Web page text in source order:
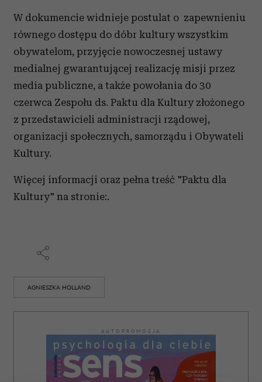
W dokumencie widnieje postulat o zapewnieniu
równego dostępu do dóbr kultury wszystkim
obywatelom, przyjęcie nowoczesnej ustawy
medialnej gwarantującej realizację misji przez
media publiczne, a także powołania do 30
czerwca Zespołu ds. Paktu dla Kultury złożonego
z przedstawicieli administracji rządowej,
organizacji społecznych, samorządu i Obywateli
Kultury.
Więcej informacji oraz pełna treść "Paktu dla
Kultury" na stronie:.
AGNIESZKA HOLLAND
AUTOPROMOCJA